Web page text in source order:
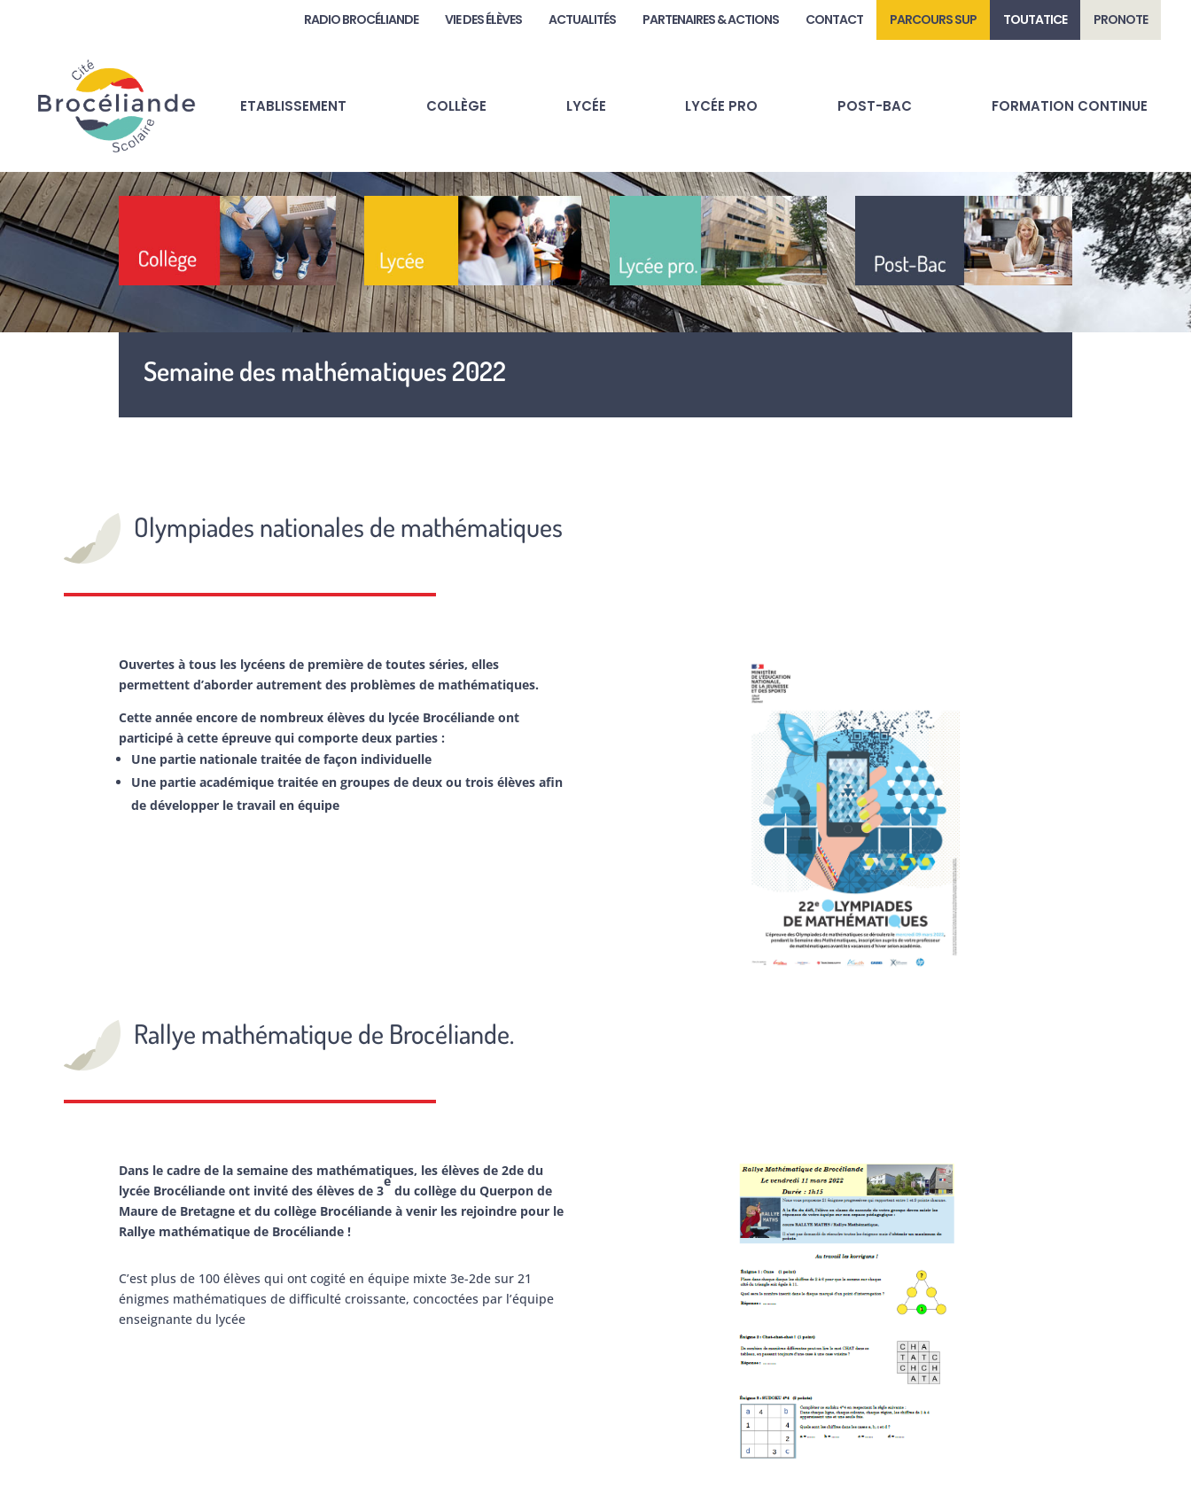
RADIO BROCÉLIANDE VIE DES ÉLÈVES ACTUALITÉS PARTENAIRES & ACTIONS CONTACT PARCOURS SUP TOUTATICE PRONOTE
ETABLISSEMENT COLLÈGE LYCÉE LYCÉE PRO POST-BAC FORMATION CONTINUE
Semaine des mathématiques 2022
Olympiades nationales de mathématiques
Ouvertes à tous les lycéens de première de toutes séries, elles
permettent d’aborder autrement des problèmes de mathématiques.
Cette année encore de nombreux élèves du lycée Brocéliande ont
participé à cette épreuve qui comporte deux parties :
Une partie nationale traitée de façon individuelle
Une partie académique traitée en groupes de deux ou trois élèves afin
de développer le travail en équipe
Rallye mathématique de Brocéliande.
Dans le cadre de la semaine des mathématiques, les élèves de 2de du
lycée Brocéliande ont invité des élèves de 3
e
du collège du Querpon de
Maure de Bretagne et du collège Brocéliande à venir les rejoindre pour le
Rallye mathématique de Brocéliande !
C’est plus de 100 élèves qui ont cogité en équipe mixte 3e-2de sur 21
énigmes mathématiques de difficulté croissante, concoctées par l’équipe
enseignante du lycée